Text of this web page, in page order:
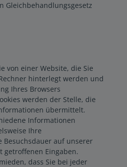
Gleichbehandlungsgesetz
von einer Website, die Sie
hinterlegt werden und
Ihres Browsers
werden der Stelle, die
übermittelt.
Informationen
Ihre
Besuchsdauer auf unserer
getroffenen Eingaben.
dass Sie bei jeder